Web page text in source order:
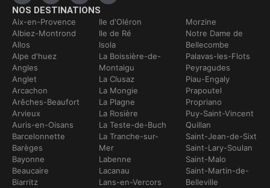
NOS DESTINATIONS
Aix-en-Provence
Albiez-Montrond
Allos
Alpe d'huez
Angles
Anglet
Arcachon
Arêches-Beaufort
Arvieux
Auris-en-Oisans
Barcelonnette
Barèges
Bayonne
Beaucaire
Biarritz
Ile d'Oléron
Ile de Ré
Isola
La Boissière-de-
Montaigu
La Clusaz
La Mongie
La Plagne
La Rosière
La Teste-de-Buch
La Tranche-sur-
Mer
Labenne
Lacanau
Lans-en-Vercors
Morzine
Notre Dame de
Bellecombe
Palavas-les-Flots
Peyragudes
Piau-Engaly
Prapoutel
Propriano
Puy-Saint-Vincent
Quillan
Saint-Jean-de-Sixt
Saint-Lary-Soulan
Saint-Malo
Saint-Martin-de-
Belleville